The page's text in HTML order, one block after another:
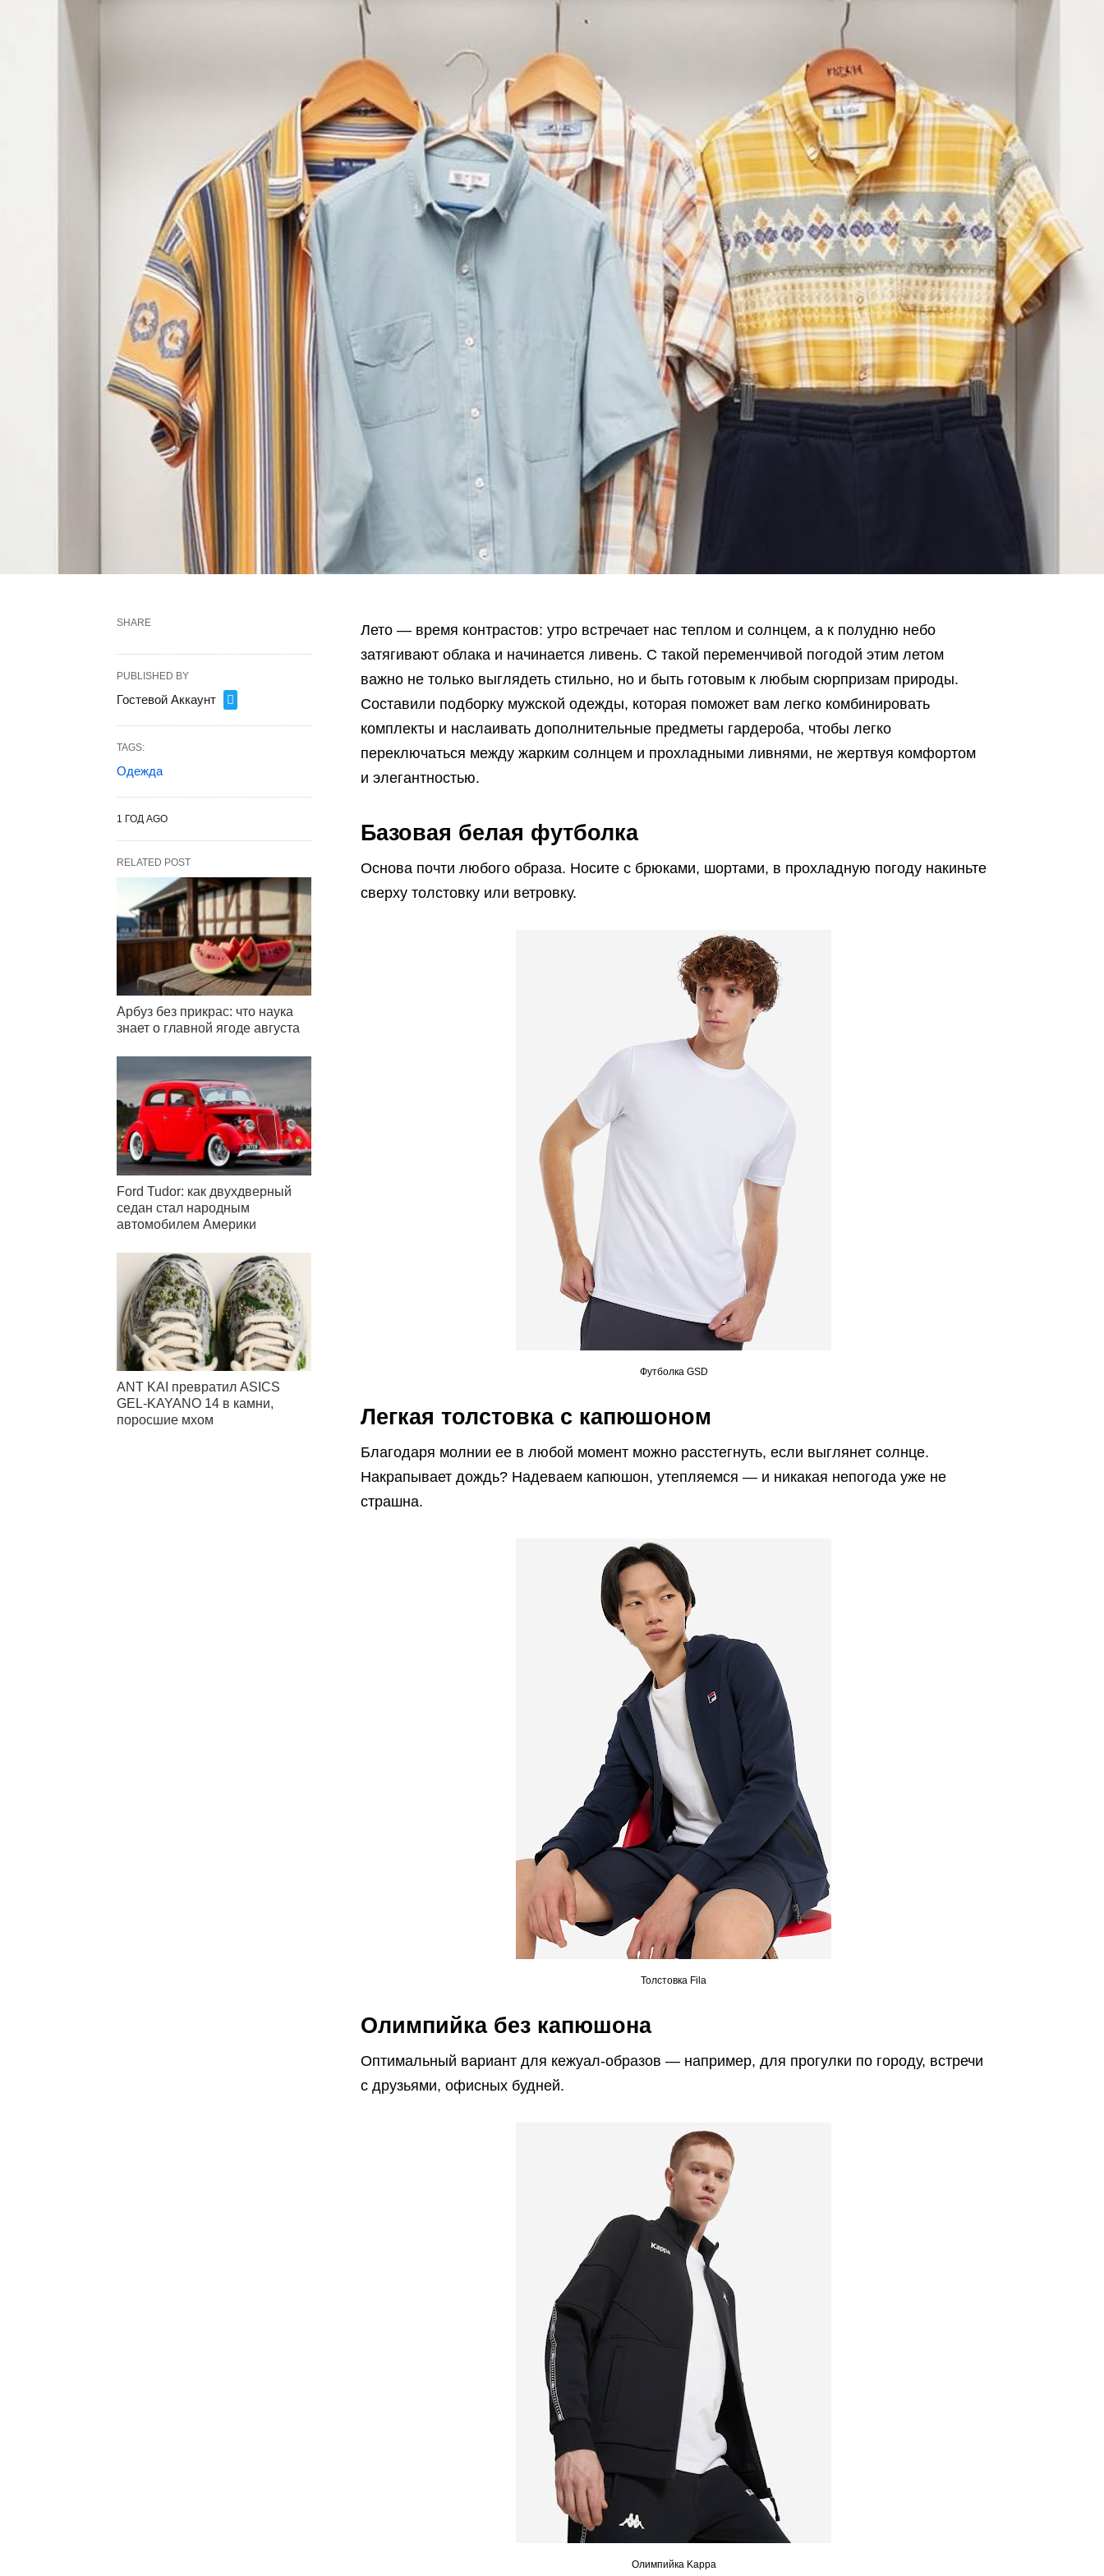
Лето — время контрастов: утро встречает нас теплом и солнцем, а к полудню небо
затягивают облака и начинается ливень. С такой переменчивой погодой этим летом
важно не только выглядеть стильно, но и быть готовым к любым сюрпризам природы.
Составили подборку мужской одежды, которая поможет вам легко комбинировать
комплекты и наслаивать дополнительные предметы гардероба, чтобы легко
переключаться между жарким солнцем и прохладными ливнями, не жертвуя комфортом
и элегантностью.
Базовая белая футболка
Основа почти любого образа. Носите с брюками, шортами, в прохладную погоду накиньте
сверху толстовку или ветровку.
Футболка GSD
Легкая толстовка с капюшоном
Благодаря молнии ее в любой момент можно расстегнуть, если выглянет солнце.
Накрапывает дождь? Надеваем капюшон, утепляемся — и никакая непогода уже не
страшна.
Толстовка Fila
Олимпийка без капюшона
Оптимальный вариант для кежуал-образов — например, для прогулки по городу, встречи
с друзьями, офисных будней.
Олимпийка Kappa
SHARE
PUBLISHED BY
Гостевой Аккаунт
TAGS:
Одежда
1 ГОД AGO
RELATED POST
Арбуз без прикрас: что наука
знает о главной ягоде августа
Ford Tudor: как двухдверный
седан стал народным
автомобилем Америки
ANT KAI превратил ASICS
GEL-KAYANO 14 в камни,
поросшие мхом